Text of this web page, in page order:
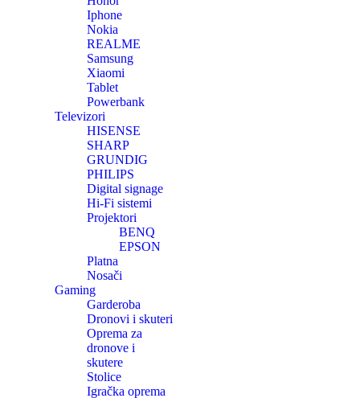
Iphone
Nokia
REALME
Samsung
Xiaomi
Tablet
Powerbank
Televizori
HISENSE
SHARP
GRUNDIG
PHILIPS
Digital signage
Hi-Fi sistemi
Projektori
BENQ
EPSON
Platna
Nosači
Gaming
Garderoba
Dronovi i skuteri
Oprema za
dronove i
skutere
Stolice
Igračka oprema